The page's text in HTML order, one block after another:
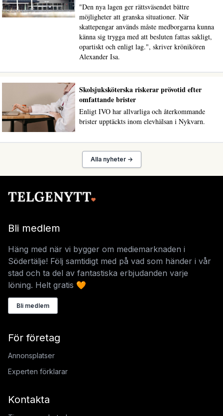
"Den nya lagen ger rättsväsendet bättre
möjligheter att granska situationer. När
skattepengar används måste medborgarna kunna
känna sig trygga med att besluten fattas sakligt,
opartiskt och enligt lag.", skriver krönikören
Alexander Isa.
Skolsjuksköterska riskerar prövotid efter
omfattande brister
Enligt IVO har allvarliga och återkommande
brister upptäckts inom elevhälsan i Nykvarn.
Alla nyheter →
Bli medlem
Häng med när vi bygger om mediemarknaden i
Södertälje! Följ samtidigt med på vad som händer i vår
stad och ta del av fantastiska erbjudanden varje
löning. Helt gratis 🧡
Bli medlem
För företag
Annonsplatser
Experten förklarar
Kontakta